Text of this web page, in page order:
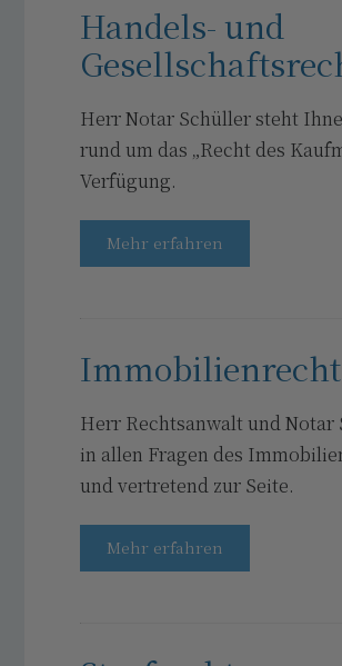
Handels- und
Herr Notar Schüller steht
rund um das „Recht des
Verfügung.
Mehr erfahren
Immobilienrecht
Herr Rechtsanwalt und
in allen Fragen des
und vertretend zur Seite.
Mehr erfahren